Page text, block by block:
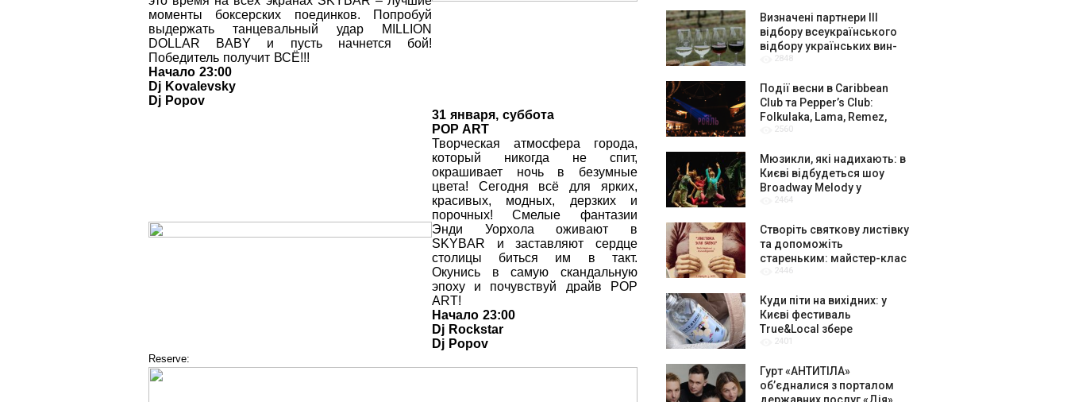
моменты боксерских поединков. Попробуй
выдержать танцевальный удар MILLION
DOLLAR BABY и пусть начнется бой!
Победитель получит ВСЁ!!!
Начало 23:00
Dj Kovalevsky
Dj Popov
31 января, суббота
POP ART
Творческая атмосфера города,
который никогда не спит,
окрашивает ночь в безумные
цвета! Сегодня всё для ярких,
красивых, модных, дерзких и
порочных! Смелые фантазии
Энди Уорхола оживают в
SKYBAR и заставляют сердце
столицы биться им в такт.
Окунись в самую скандальную
эпоху и почувствуй драйв POP
ART!
Начало 23:00
Dj Rockstar
Dj Popov
Reserve:
Визначені партнери ІІІ
відбору всеукраїнського
відбору українських вин-
амбасадорів
2848
Події весни в Caribbean
Club та Pepper’s Club:
Folkulaka, Lama, Remez,
вар’єте «Рояль» і триб’ют-
2560
Мюзикли, які надихають: в
Києві відбудеться шоу
Broadway Melody у
виконанні юних артистів
2464
Створіть святкову листівку
та допоможіть
стареньким: майстер-клас
від БФ «Юлині Бабусі» на
2446
Куди піти на вихідних: у
Києві фестиваль
True&Local збере
крафтярів, лекторів і гурт
2401
Гурт «АНТИТІЛА»
обʼєдналися з порталом